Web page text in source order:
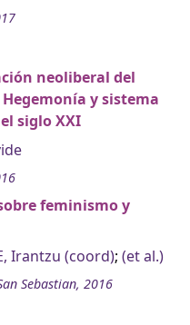
neoliberal del
y sistema
siglo XXI
feminismo y
Irantzu (coord); (et al.)
Sebastian, 2016